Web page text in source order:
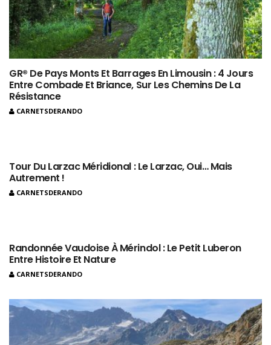
GR® De Pays Monts Et Barrages En Limousin : 4 Jours
Entre Combade Et Briance, Sur Les Chemins De La
Résistance
CARNETSDERANDO
Tour Du Larzac Méridional : Le Larzac, Oui… Mais
Autrement !
CARNETSDERANDO
Randonnée Vaudoise À Mérindol : Le Petit Luberon
Entre Histoire Et Nature
CARNETSDERANDO